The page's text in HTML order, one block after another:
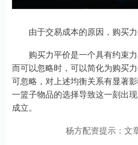
由于交易成本的原因，购买力
购买力平价是一个具有约束力
而可以忽略时，可以简化为购买
可忽略，对上述均衡关系有显著
一篮子物品的选择导致这一刻出
成立。
杨方配资提示：文